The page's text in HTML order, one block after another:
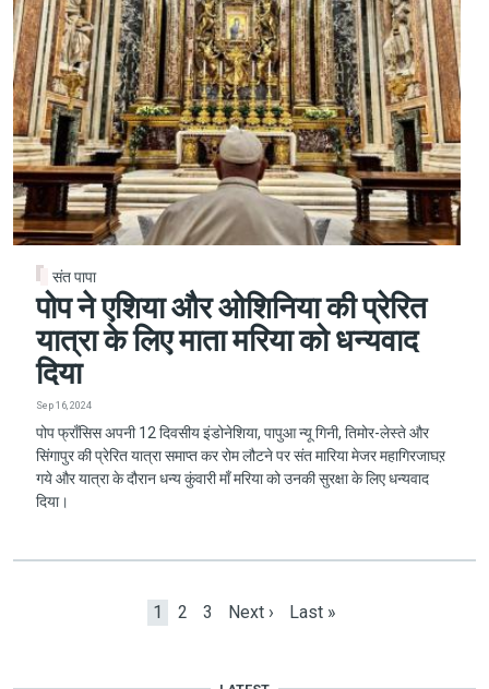
संत पापा
पोप ने एशिया और ओशिनिया की प्रेरित
यात्रा के लिए माता मरिया को धन्यवाद
दिया
Sep 16, 2024
पोप फ्राँसिस अपनी 12 दिवसीय इंडोनेशिया, पापुआ न्यू गिनी, तिमोर-लेस्ते और
सिंगापुर की प्रेरित यात्रा समाप्त कर रोम लौटने पर संत मारिया मेजर महागिरजाघऱ
गये और यात्रा के दौरान धन्य कुंवारी माँ मरिया को उनकी सुरक्षा के लिए धन्यवाद
दिया।
Current page
1 Page
2 Page
3 Next page
Next › Last page
Last »